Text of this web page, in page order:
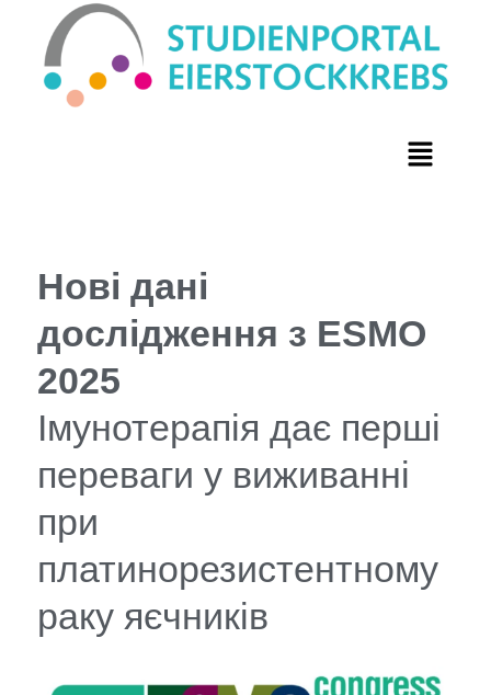
Нові дані
дослідження з ESMO
2025
Імунотерапія дає перші
переваги у виживанні
при
платинорезистентному
раку яєчників